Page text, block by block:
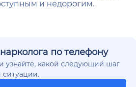
и недорогим.
по телефону
узнайте, какой следующий шаг